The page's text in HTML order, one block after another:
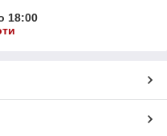
18:00